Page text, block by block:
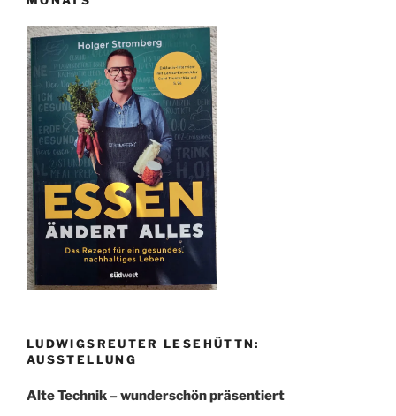
LUDWIGSREUTER LESEHÜTTN:
AUSSTELLUNG
Alte Technik – wunderschön präsentiert